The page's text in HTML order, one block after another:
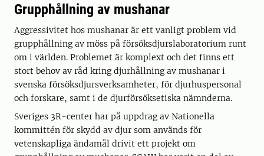
Grupphållning av mushanar
Aggressivitet hos mushanar är ett vanligt problem vid
grupphållning av möss på försöksdjurslaboratorium runt
om i världen. Problemet är komplext och det finns ett
stort behov av råd kring djurhållning av mushanar i
svenska försöksdjursverksamheter, för djurhuspersonal
och forskare, samt i de djurförsöksetiska nämnderna.
Sveriges 3R-center har på uppdrag av Nationella
kommittén för skydd av djur som används för
vetenskapliga ändamål drivit ett projekt om